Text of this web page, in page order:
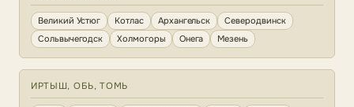
Великий Устюг Котлас Архангельск
Северодвинск
Сольвычегодск
Холмогоры Онега Мезень
ИРТЫШ, ОБЬ, ТОМЬ